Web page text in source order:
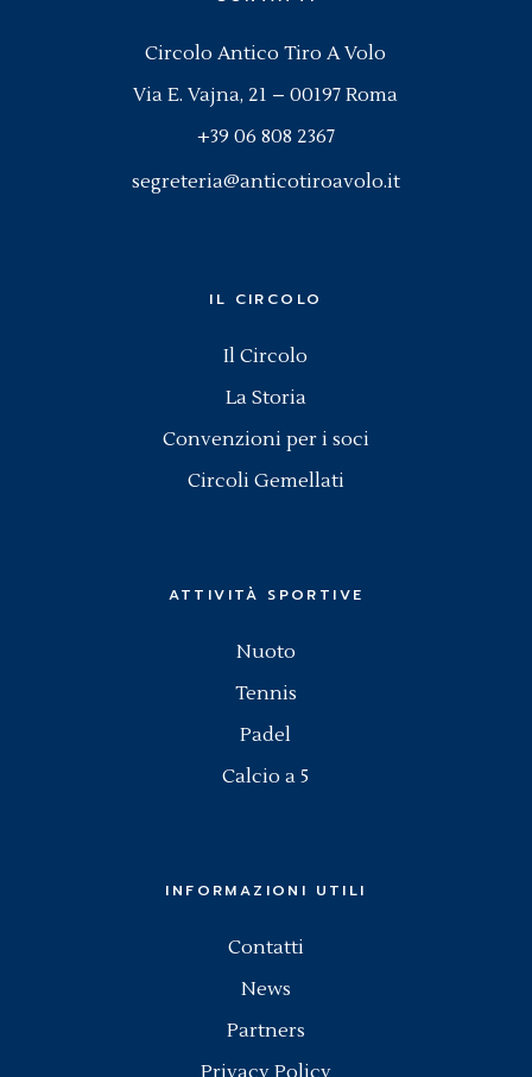
Circolo Antico Tiro A Volo
Via E. Vajna, 21 – 00197 Roma
+39 06 808 2367
segreteria@anticotiroavolo.it
IL CIRCOLO
Il Circolo
La Storia
Convenzioni per i soci
Circoli Gemellati
ATTIVITÀ SPORTIVE
Nuoto
Tennis
Padel
Calcio a 5
INFORMAZIONI UTILI
Contatti
News
Partners
Privacy Policy